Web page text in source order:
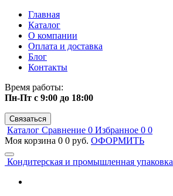
Главная
Каталог
О компании
Оплата и доставка
Блог
Контакты
Время работы:
Пн-Пт с 9:00 до 18:00
Связаться
Каталог Сравнение 0 Избранное 0 0
Моя корзина 0 0 руб. ОФОРМИТЬ
Кондитерская и промышленная упаковка